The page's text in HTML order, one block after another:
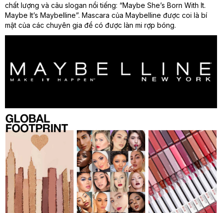
chất lượng và câu slogan nổi tiếng: “Maybe She’s Born With It.
Maybe It’s Maybelline”. Mascara của Maybelline được coi là bí
mật của các chuyên gia để có được làn mi rợp bóng.